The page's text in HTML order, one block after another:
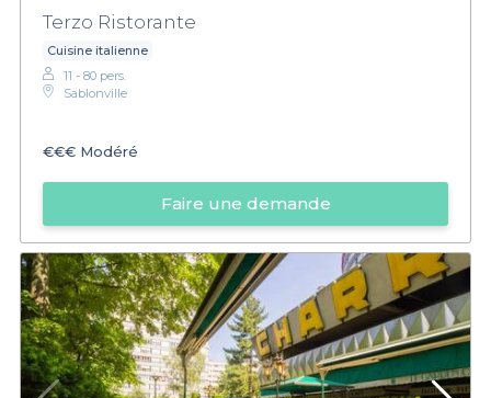
Terzo Ristorante
Cuisine italienne
11 - 80 pers.
Sablonville
€€€ Modéré
Faire une demande